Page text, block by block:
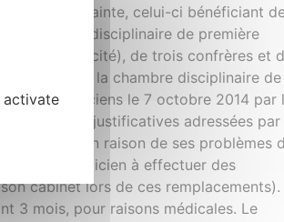
d’une plainte, celui-ci bénéficiant
la chambre disciplinaire de première
(pour publicité), de trois confrères et
2014 par la chambre disciplinaire de
deux praticiens le 7 octobre 2014 par
des pièces justificatives adressées par
de garde en raison de ses problèmes
un praticien à effectuer des
cabinet lors de ces remplacements).
3 mois, pour raisons médicales. Le
activate